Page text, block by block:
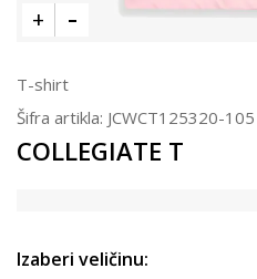
T-shirt
Šifra artikla: JCWCT125320-105
COLLEGIATE T
Izaberi veličinu: